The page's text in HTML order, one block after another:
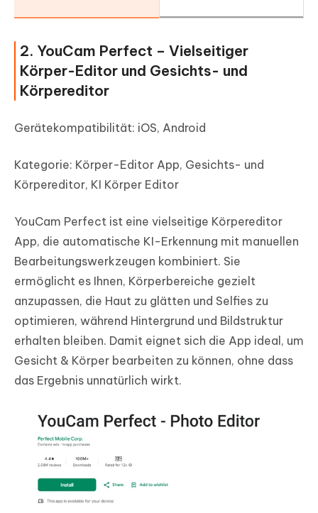
2. YouCam Perfect – Vielseitiger
Körper-Editor und Gesichts- und
Körpereditor
Gerätekompatibilität: iOS, Android
Kategorie: Körper-Editor App, Gesichts- und
Körpereditor, KI Körper Editor
YouCam Perfect ist eine vielseitige Körpereditor
App, die automatische KI-Erkennung mit manuellen
Bearbeitungswerkzeugen kombiniert. Sie
ermöglicht es Ihnen, Körperbereiche gezielt
anzupassen, die Haut zu glätten und Selfies zu
optimieren, während Hintergrund und Bildstruktur
erhalten bleiben. Damit eignet sich die App ideal, um
Gesicht & Körper bearbeiten zu können, ohne dass
das Ergebnis unnatürlich wirkt.